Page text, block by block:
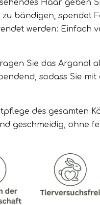
Haar geben
zu bändigen,
werden: Einfach
Sie das Arganöl
sodass Sie
des gesamten
geschmeidig, ohne